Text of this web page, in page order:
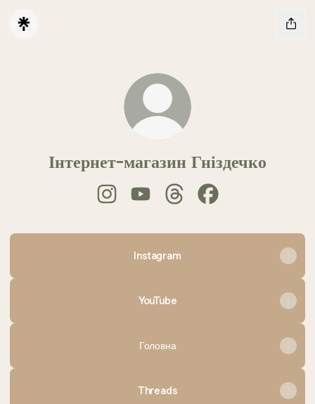
Інтернет-магазин Гніздечко
Instagram
Instagram
YouTube
Головна
Threads